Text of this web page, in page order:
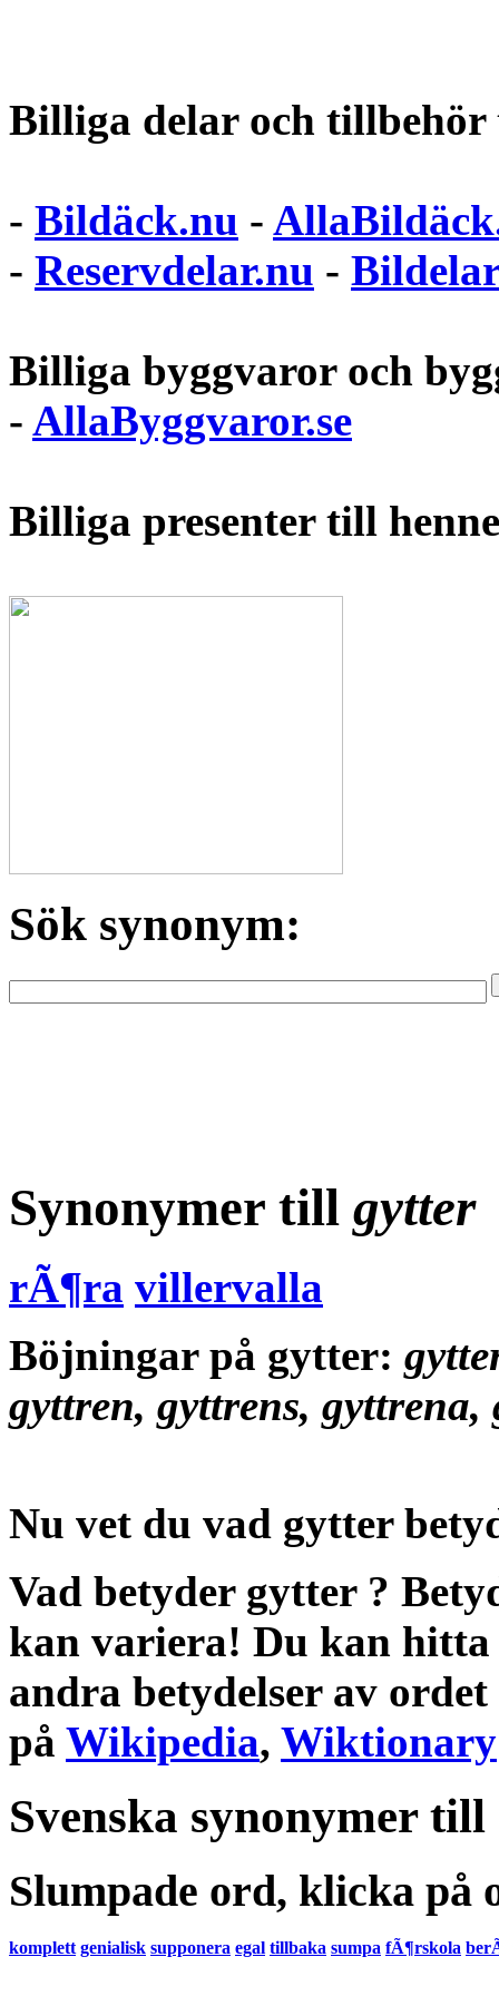
Billiga delar och
- Bildäck.nu -
- Reservdelar.nu - Bildelar
Billiga byggvaror och
- AllaByggvaror.se
Billiga presenter till
Sök synonym:
Synonymer till gytter
rÃ¶ra villervalla
Böjningar på gytter:
gyttren, gyttrens, gyttrena,
Nu vet du vad gytter
Vad betyder gytter ?
kan variera! Du kan
andra betydelserav ordet
på Wikipedia, Wiktionary
Svenska synonymer
Slumpade ord, klicka på
komplett genialisk supponera egal tillbaka sumpa fÃ¶rskola